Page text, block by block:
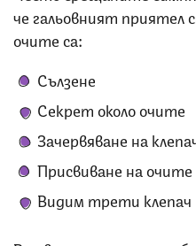
че гальовният приятел
очите са:
Сълзене
Секрет около очите
Зачервяване на
Присвиване на очите
Видим трети клепач